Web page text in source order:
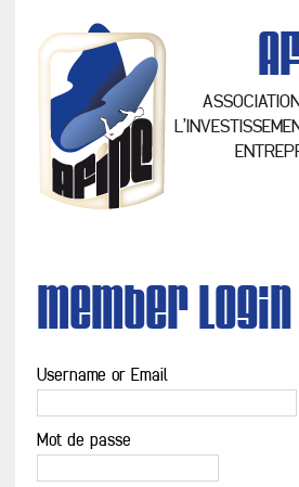
Member Login
Username or Email
Mot de passe